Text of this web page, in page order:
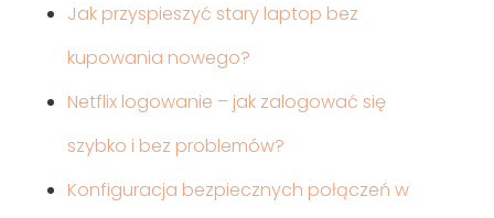
Jak przyspieszyć stary laptop bez
kupowania nowego?
Netflix logowanie – jak zalogować się
szybko i bez problemów?
Konfiguracja bezpiecznych połączeń w